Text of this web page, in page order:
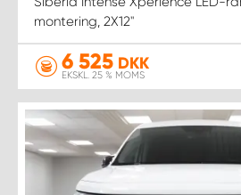
montering, 2X12''
6 525 DKK
EKSKL. 25 % MOMS